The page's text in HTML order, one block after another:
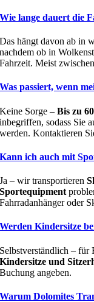
Wie lange dauert die
Das hängt davon ab in
nachdem ob in
Fahrzeit. Meist
Was passiert, wenn
Keine Sorge –Bis zu
inbegriffen, sodass Sie
werden. Kontaktieren
Kann ich auch mit
Ja – wir transportieren
Sportequipment
Fahrradanhänger oder
Werden Kindersitze
Selbstverständlich –
Kindersitze und
Buchung angeben.
Warum Dolomites